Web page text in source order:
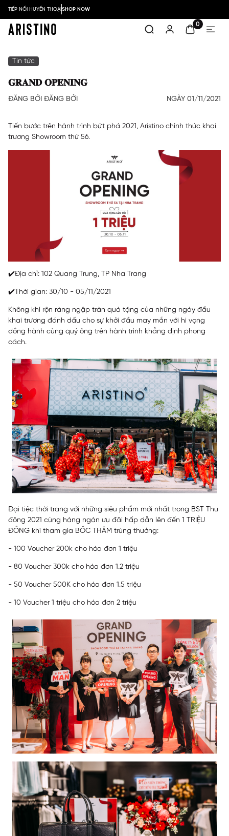
TIẾP NỐI HUYỀN THOẠISHOP NOW
0
Tin tức
𝐆𝐑𝐀𝐍𝐃 𝐎𝐏𝐄𝐍𝐈𝐍𝐆
ĐĂNG BỞI ĐĂNG BỞI NGÀY 01/11/2021
Tiến bước trên hành trình bứt phá 2021, Aristino chính thức khai
trương Showroom thứ 56.
✔️Địa chỉ: 102 Quang Trung, TP Nha Trang
✔️Thời gian: 30/10 - 05/11/2021
Không khí rộn ràng ngập tràn quà tặng của những ngày đầu
khai trương đánh dấu cho sự khởi đầu may mắn với hi vọng
đồng hành cùng quý ông trên hành trình khẳng định phong
cách.
Đại tiệc thời trang với những siêu phẩm mới nhất trong BST Thu
đông 2021 cùng hàng ngàn ưu đãi hấp dẫn lên đến 1 TRIỆU
ĐỒNG khi tham gia BỐC THĂM trúng thưởng:
- 100 Voucher 200k cho hóa đơn 1 triệu
- 80 Voucher 300k cho hóa đơn 1.2 triệu
- 50 Voucher 500K cho hóa đơn 1.5 triệu
- 10 Voucher 1 triệu cho hóa đơn 2 triệu